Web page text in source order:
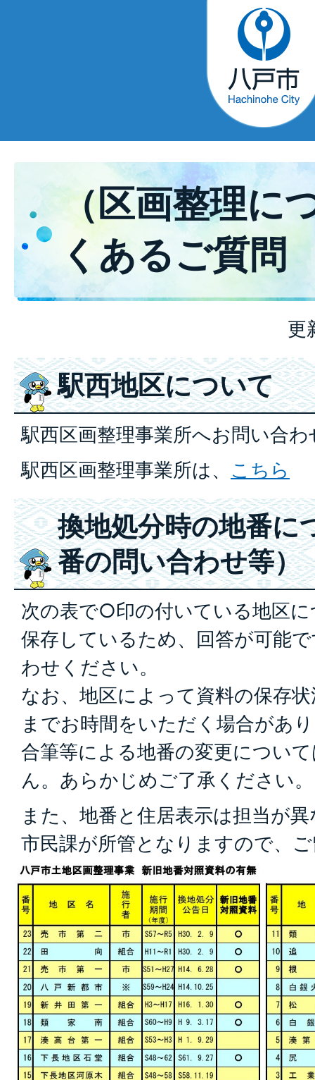
（区画整理に
くあるご質問
更
駅西地区について
駅西区画整理事業所へお問い合
駅西区画整理事業所は、 こちら
換地処分時の地番に
番の問い合わせ等）
次の表で○印の付いている地区
保存しているため、回答が可能
わせください。
なお、地区によって資料の保存
までお時間をいただく場合があ
合筆等による地番の変更につい
ん。あらかじめご了承ください。
また、地番と住居表示は担当が
市民課が所管となりますので、